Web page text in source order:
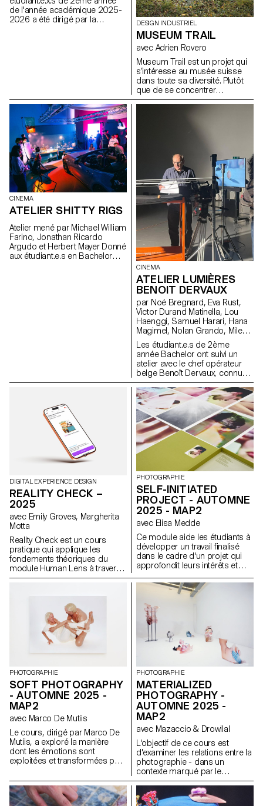
usages, son contenu, ses
contraintes fonctionnelles, et
ses principes clés: cohérence,
de l'année académique 2025-
2026 a été dirigé par la
DESIGN INDUSTRIEL
MUSEUM TRAIL
avec Adrien Rovero
Museum Trail est un projet qui
s’intéresse au musée suisse
dans toute sa diversité. Plutôt
que de se concentrer
uniquement sur les grandes
muséales, soit l’une des plus
fortes densités au monde.
CINEMA
ATELIER SHITTY RIGS
Atelier mené par Michael William
Farino, Jonathan Ricardo
Argudo et Herbert Mayer Donné
aux étudiant.e.s en Bachelor
CINEMA
ATELIER LUMIÈRES
BENOIT DERVAUX
par Noé Bregnard, Eva Rust,
Victor Durand Matinella, Lou
Haenggi, Samuel Harari, Hana
Magimel, Nolan Grando, Mileny
Viera de Andrade, Zélia Zanone
Les étudiant.e.s de 2ème
année Bachelor ont suivi un
atelier avec le chef opérateur
belge Benoît Dervaux, connu
pour son travail sur les films
des frères Dardenne. Il a
notamment signé l'image des
films suisses Laissez-moi de
Maxime Rappaz (2023) et À
bras-le-corps de Marie-Elsa
Sgualdo (2025).
DIGITAL EXPERIENCE DESIGN
REALITY CHECK –
2025
avec Emily Groves, Margherita
Motta
Reality Check est un cours
pratique qui applique les
fondements théoriques du
module Human Lens à travers
une recherche qualitative
enseignements en
propositions de design
concrètes. Les étudiant·e·s ont
repensé l’expérience humaine
des services numériques. En
s’engageant auprès de
entretiens, des études de
journaux et d’autres méthodes
de recherche, ils et elles ont
défini et prototypé de nouvelles
orientations pour des services
existants, en plaçant
l’expérience porteuse de sens
au premier plan.
PHOTOGRAPHIE
SELF-INITIATED
PROJECT - AUTOMNE
2025 - MAP2
avec Elisa Medde
Ce module aide les étudiants à
développer un travail finalisé
dans le cadre d'un projet qui
approfondit leurs intérêts et
donne l'opportunité de prendre
certaines des idées, des
compétences et des thèmes
explorés au cours du premier
semestre et d'en faire un tout
nouveau travail qui peut
prendre toutes les formes
possibles : un livre, une
installation, un projet en ligne,
une performance.
PHOTOGRAPHIE
SOFT PHOTOGRAPHY
- AUTOMNE 2025 -
MAP2
avec Marco De Mutiis
Le cours, dirigé par Marco De
Mutiis, a exploré la manière
dont les émotions sont
exploitées et transformées par
médias sociaux (par exemple,
la photographie d'influence et
les images de synthèse, la
PHOTOGRAPHIE
MATERIALIZED
PHOTOGRAPHY -
AUTOMNE 2025 -
MAP2
avec Mazaccio & Drowilal
L'objectif de ce cours est
d'examiner les relations entre la
photographie - dans un
contexte marqué par le
numérique - et ses différents
modes de diffusion. Les
étudiants devront considérer ce